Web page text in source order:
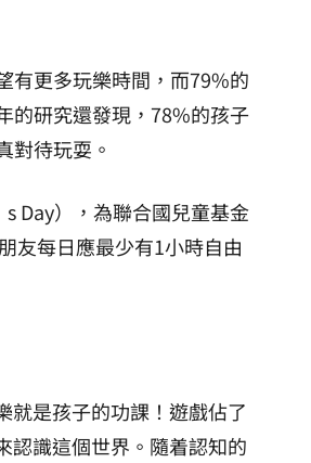
有更多玩樂時間，而79%的
的研究還發現，78%的孩子
對待玩耍。
Day），為聯合國兒童基金
友每日應最少有1小時自由
就是孩子的功課！遊戲佔了
認識這個世界。隨着認知的